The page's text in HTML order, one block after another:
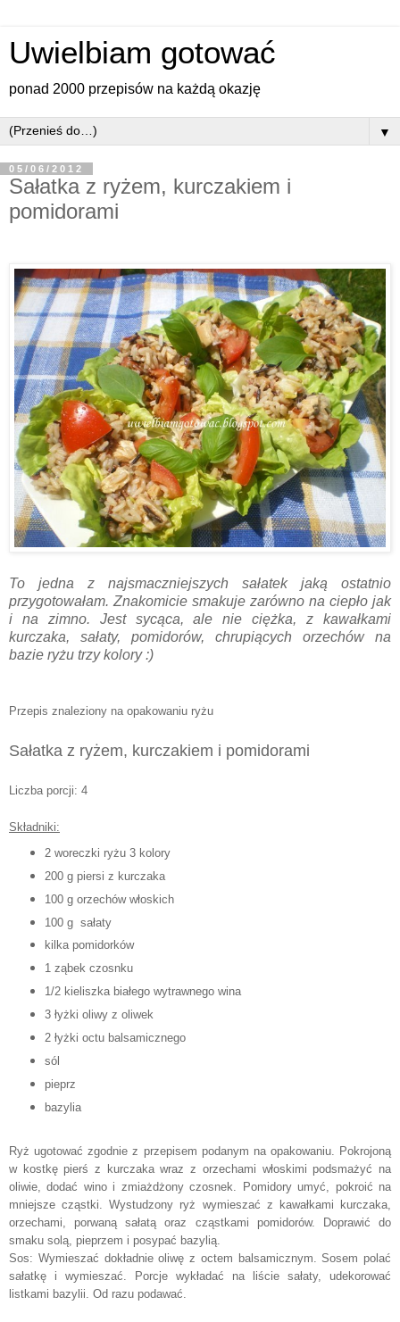
Uwielbiam gotować
ponad 2000 przepisów na każdą okazję
▼
05/06/2012
Sałatka z ryżem, kurczakiem i
pomidorami
To jedna z najsmaczniejszych sałatek jaką ostatnio
przygotowałam. Znakomicie smakuje zarówno na ciepło jak
i na zimno. Jest sycąca, ale nie ciężka, z kawałkami
kurczaka, sałaty, pomidorów, chrupiących orzechów na
bazie ryżu trzy kolory :)
Przepis znaleziony na opakowaniu ryżu
Sałatka z ryżem, kurczakiem i pomidorami
Liczba porcji: 4
Składniki:
2 woreczki ryżu 3 kolory
200 g piersi z kurczaka
100 g orzechów włoskich
100 g sałaty
kilka pomidorków
1 ząbek czosnku
1/2 kieliszka białego wytrawnego wina
3 łyżki oliwy z oliwek
2 łyżki octu balsamicznego
sól
pieprz
bazylia
Ryż ugotować zgodnie z przepisem podanym na opakowaniu. Pokrojoną
w kostkę pierś z kurczaka wraz z orzechami włoskimi podsmażyć na
oliwie, dodać wino i zmiażdżony czosnek. Pomidory umyć, pokroić na
mniejsze cząstki. Wystudzony ryż wymieszać z kawałkami kurczaka,
orzechami, porwaną sałatą oraz cząstkami pomidorów. Doprawić do
smaku solą, pieprzem i posypać bazylią.
Sos: Wymieszać dokładnie oliwę z octem balsamicznym. Sosem polać
sałatkę i wymieszać. Porcje wykładać na liście sałaty, udekorować
listkami bazylii. Od razu podawać.